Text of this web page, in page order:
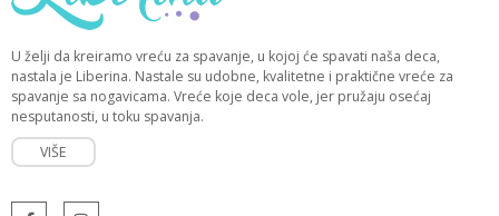
U želji da kreiramo vreću za spavanje, u kojoj će spavati naša deca,
nastala je Liberina. Nastale su udobne, kvalitetne i praktične vreće za
spavanje sa nogavicama. Vreće koje deca vole, jer pružaju osećaj
nesputanosti, u toku spavanja.
VIŠE